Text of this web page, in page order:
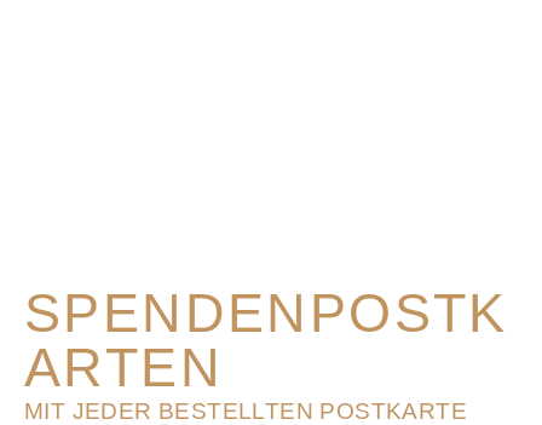
SPENDENPOSTK
ARTEN
MIT JEDER BESTELLTEN POSTKARTE